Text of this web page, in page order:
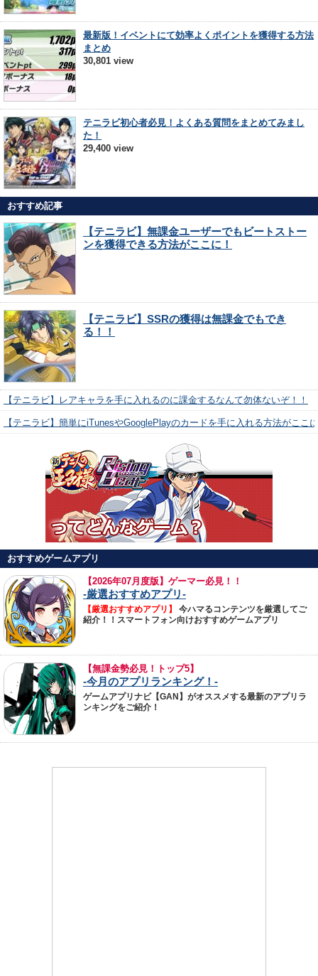
最新版！イベントにて効率よくポイントを獲得する方法
まとめ
30,801 view
テニラビ初心者必見！よくある質問をまとめてみまし
た！
29,400 view
おすすめ記事
【テニラビ】無課金ユーザーでもビートストー
ンを獲得できる方法がここに！
【テニラビ】SSRの獲得は無課金でもでき
る！！
【テニラビ】レアキャラを手に入れるのに課金するなんて勿体ないぞ！！
【テニラビ】簡単にiTunesやGooglePlayのカードを手に入れる方法がここ
おすすめゲームアプリ
【2026年07月度版】ゲーマー必見！！
-厳選おすすめアプリ-
【厳選おすすめアプリ】
今ハマるコンテンツを厳選してご
紹介！！スマートフォン向けおすすめゲームアプリ
【無課金勢必見！トップ5】
-今月のアプリランキング！-
ゲームアプリナビ【GAN】がオススメする最新のアプリラ
ンキングをご紹介！